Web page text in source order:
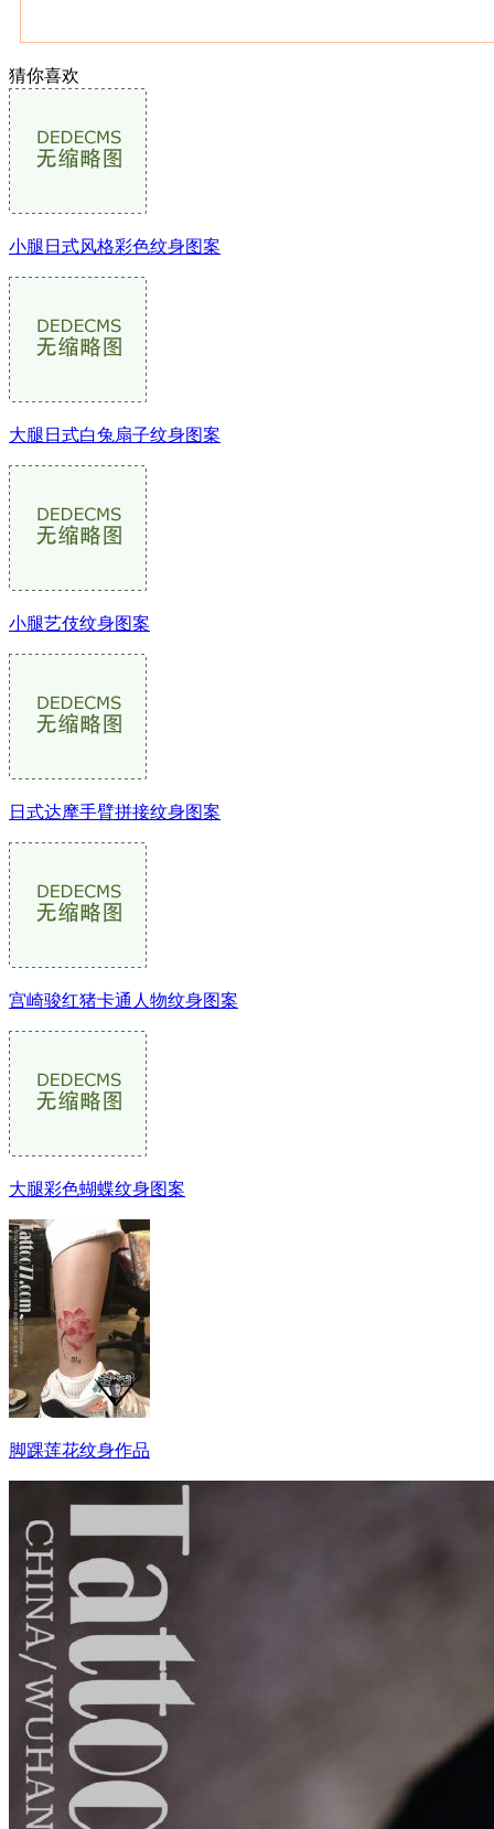
武汉老兵纹身微信
： 服务号：laobingwenshen 订阅号：laobing66666 打造国
文资讯！精美纹身图案及手稿 纹身作品 一站搞定！回复相
猜你喜欢
小腿日式风格彩色纹身图案
大腿日式白兔扇子纹身图案
小腿艺伎纹身图案
日式达摩手臂拼接纹身图案
宫崎骏红猪卡通人物纹身图案
大腿彩色蝴蝶纹身图案
脚踝莲花纹身作品